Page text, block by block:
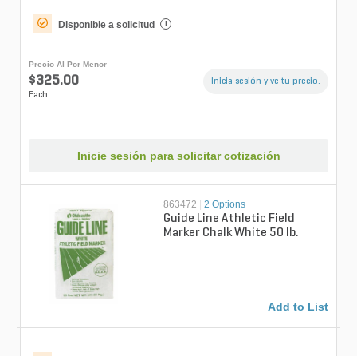
Disponible a solicitud i
Precio Al Por Menor
$325.00
Each
Inicia sesión y ve tu precio.
Inicie sesión para solicitar cotización
863472 2 Options
Guide Line Athletic Field
Marker Chalk White 50 lb.
Add to List